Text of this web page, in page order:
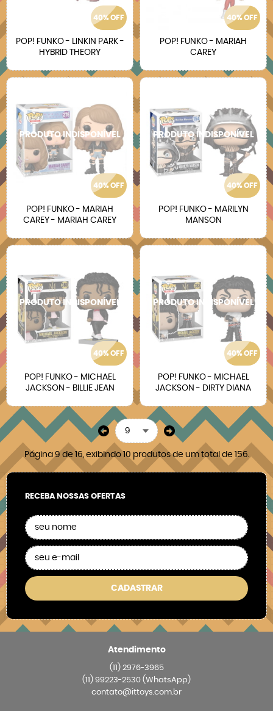
40% OFF
POP! FUNKO - LINKIN PARK -
HYBRID THEORY
40% OFF
POP! FUNKO - MARIAH
CAREY
40% OFF
POP! FUNKO - MARIAH
CAREY - MARIAH CAREY
40% OFF
POP! FUNKO - MARILYN
MANSON
40% OFF
POP! FUNKO - MICHAEL
JACKSON - BILLIE JEAN
40% OFF
POP! FUNKO - MICHAEL
JACKSON - DIRTY DIANA
Página 9 de 16, exibindo 10 produtos de um total de 156.
RECEBA NOSSAS OFERTAS
CADASTRAR
Atendimento
(11)2976-3965
(11) 99223-2530 (WhatsApp)
contato@ittoys.com.br